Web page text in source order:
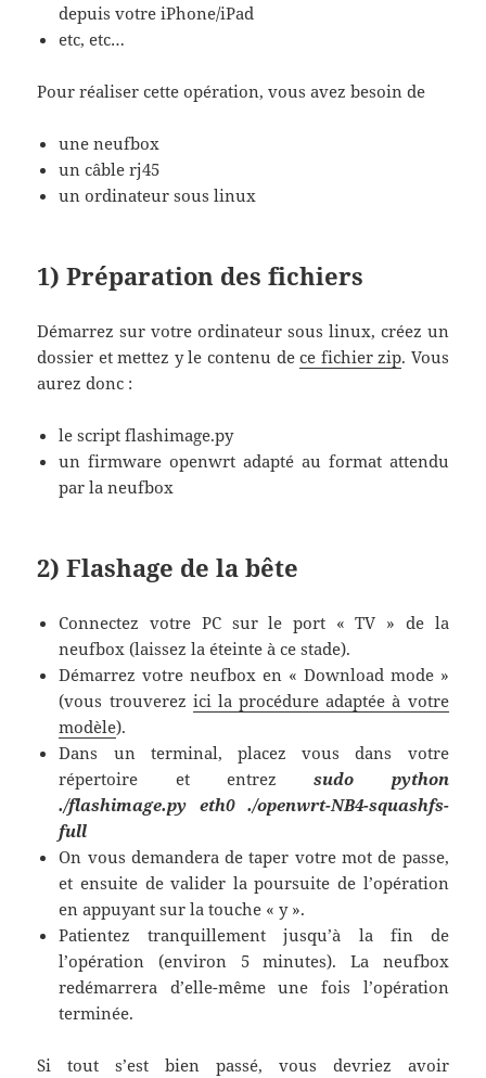
depuis votre iPhone/iPad
etc, etc…
Pour réaliser cette opération, vous avez besoin de
une neufbox
un câble rj45
un ordinateur sous linux
1) Préparation des fichiers
Démarrez sur votre ordinateur sous linux, créez un
dossier et mettez y le contenu dece fichier zip. Vous
aurez donc :
le script flashimage.py
un firmware openwrt adapté au format attendu
par la neufbox
2) Flashage de la bête
Connectez votre PC sur le port « TV » de la
neufbox (laissez la éteinte à ce stade).
Démarrez votre neufbox en « Download mode »
(vous trouverez ici la procédure adaptée à votre
modèle).
Dans un terminal, placez vous dans votre
répertoire et entrezsudo python
./flashimage.py eth0 ./openwrt-NB4-squashfs-
full
On vous demandera de taper votre mot de passe,
et ensuite de valider la poursuite de l’opération
en appuyant sur la touche « y ».
Patientez tranquillement jusqu’à la fin de
l’opération (environ 5 minutes). La neufbox
redémarrera d’elle-même une fois l’opération
terminée.
Si tout s’est bien passé, vous devriez avoir